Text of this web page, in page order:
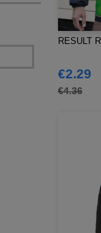
RESULT
€2.29
€4.36